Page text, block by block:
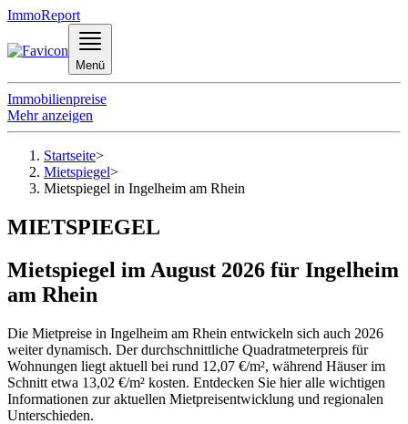
ImmoReport
Menü
Immobilienpreise
Mehr anzeigen
Startseite>
Mietspiegel>
Mietspiegel in Ingelheim am Rhein
MIETSPIEGEL
Mietspiegel im August 2026 für Ingelheim
am Rhein
Die Mietpreise in Ingelheim am Rhein entwickeln sich auch 2026
weiter dynamisch. Der durchschnittliche Quadratmeterpreis für
Wohnungen liegt aktuell bei rund 12,07 €/m², während Häuser im
Schnitt etwa 13,02 €/m² kosten. Entdecken Sie hier alle wichtigen
Informationen zur aktuellen Mietpreisentwicklung und regionalen
Unterschieden.